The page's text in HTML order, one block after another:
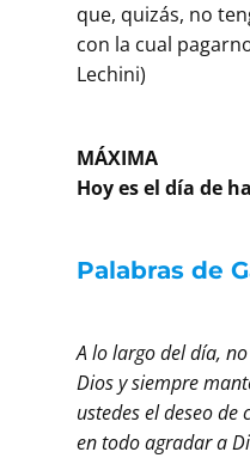
que, quizás, no
con la cual
Lechini)
MÁXIMA
Hoy es el día de
Palabras de
A lo largo del día,
Dios y siempre
ustedes el deseo
en todo agradar a